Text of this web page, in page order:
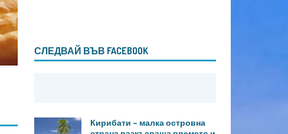
СЛЕДВАЙ ВЪВ FACEBOOK
Кирибати – малка островна